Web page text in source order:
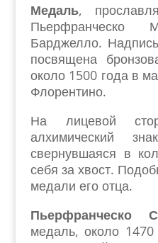
Медаль,
Барджелло.
посвящена
около 1500 года в
Флорентино.
На лицевой
алхимический
свернувшаяся в
себя за хвост.
медали его отца.
Пьерфранческо
медаль, около